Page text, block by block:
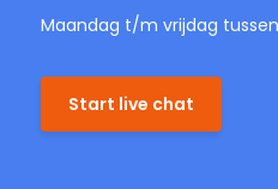
Maandag t/m vrijdag
Start live chat